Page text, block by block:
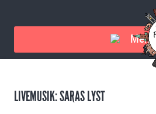
Menu
LIVEMUSIK: SARAS LYST